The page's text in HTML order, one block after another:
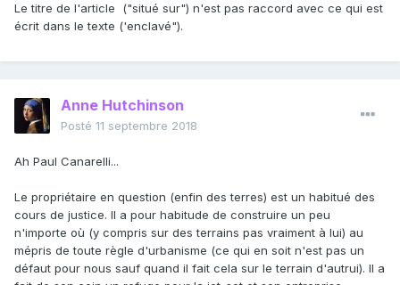
Le titre de l'article ("situé sur") n'est pas raccord avec ce qui est
écrit dans le texte ('enclavé").
Anne Hutchinson
Posté 11 septembre 2018
Ah Paul Canarelli...
Le propriétaire en question (enfin des terres) est un habitué des
cours de justice. Il a pour habitude de construire un peu
n'importe où (y compris sur des terrains pas vraiment à lui) au
mépris de toute règle d'urbanisme (ce qui en soit n'est pas un
défaut pour nous sauf quand il fait cela sur le terrain d'autrui). Il a